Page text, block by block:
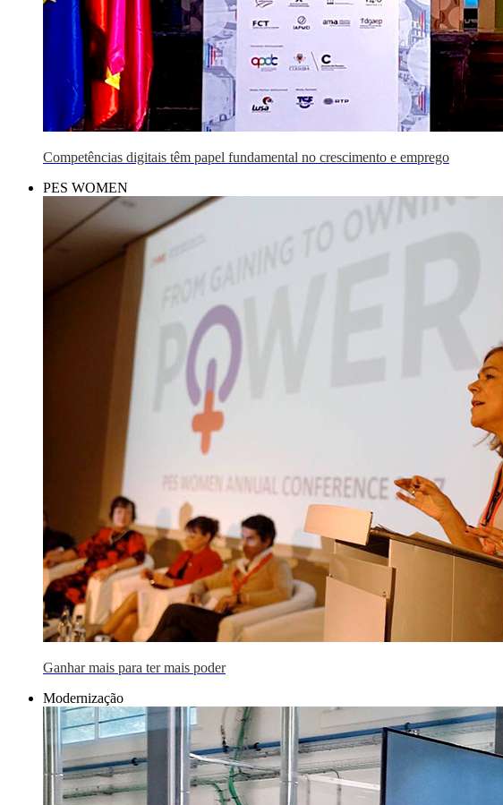
Competências digitais têm papel fundamental no crescimento e emprego
PES WOMEN
Ganhar mais para ter mais poder
Modernização